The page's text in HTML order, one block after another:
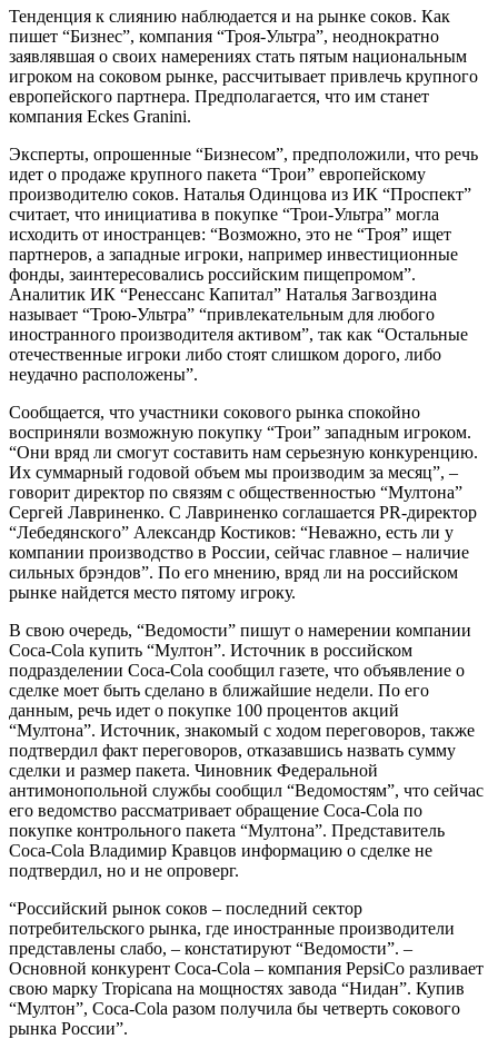
Тенденция к слиянию наблюдается и на рынке соков. Как
пишет “Бизнес”, компания “Троя-Ультра”, неоднократно
заявлявшая о своих намерениях стать пятым национальным
игроком на соковом рынке, рассчитывает привлечь крупного
европейского партнера. Предполагается, что им станет
компания Eckes Granini.
Эксперты, опрошенные “Бизнесом”, предположили, что речь
идет о продаже крупного пакета “Трои” европейскому
производителю соков. Наталья Одинцова из ИК “Проспект”
считает, что инициатива в покупке “Трои-Ультра” могла
исходить от иностранцев: “Возможно, это не “Троя” ищет
партнеров, а западные игроки, например инвестиционные
фонды, заинтересовались российским пищепромом”.
Аналитик ИК “Ренессанс Капитал” Наталья Загвоздина
называет “Трою-Ультра” “привлекательным для любого
иностранного производителя активом”, так как “Остальные
отечественные игроки либо стоят слишком дорого, либо
неудачно расположены”.
Сообщается, что участники сокового рынка спокойно
восприняли возможную покупку “Трои” западным игроком.
“Они вряд ли смогут составить нам серьезную конкуренцию.
Их суммарный годовой объем мы производим за месяц”, –
говорит директор по связям с общественностью “Мултона”
Сергей Лавриненко. С Лавриненко соглашается PR-директор
“Лебедянского” Александр Костиков: “Неважно, есть ли у
компании производство в России, сейчас главное – наличие
сильных брэндов”. По его мнению, вряд ли на российском
рынке найдется место пятому игроку.
В свою очередь, “Ведомости” пишут о намерении компании
Coca-Cola купить “Мултон”. Источник в российском
подразделении Coca-Cola сообщил газете, что объявление о
сделке моет быть сделано в ближайшие недели. По его
данным, речь идет о покупке 100 процентов акций
“Мултона”. Источник, знакомый с ходом переговоров, также
подтвердил факт переговоров, отказавшись назвать сумму
сделки и размер пакета. Чиновник Федеральной
антимонопольной службы сообщил “Ведомостям”, что сейчас
его ведомство рассматривает обращение Coca-Cola по
покупке контрольного пакета “Мултона”. Представитель
Coca-Cola Владимир Кравцов информацию о сделке не
подтвердил, но и не опроверг.
“Российский рынок соков – последний сектор
потребительского рынка, где иностранные производители
представлены слабо, – констатируют “Ведомости”. –
Основной конкурент Coca-Cola – компания PepsiCo разливает
свою марку Tropicana на мощностях завода “Нидан”. Купив
“Мултон”, Coca-Cola разом получила бы четверть сокового
рынка России”.